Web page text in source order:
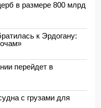
в размере 800 млрд
к Эрдогану:
перейдет в
с грузами для